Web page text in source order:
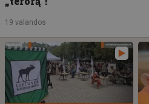
19 valandos